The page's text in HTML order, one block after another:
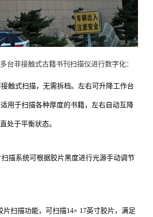
台非接触式古籍书刊扫描仪进行数字化：
触式扫描，无需拆档。左右可升降工作台
用于扫描各种厚度的书籍，左右自动互降
处于平衡状态。
系统可根据胶片黑度进行光源手动调节
扫描功能，可扫描14× 17英寸胶片，满足